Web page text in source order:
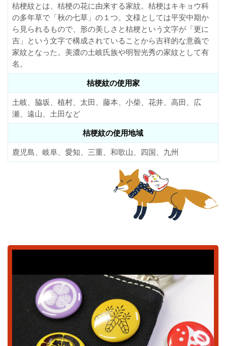
桔梗紋とは、桔梗の花に由来する家紋。桔梗はキキョウ科
の多年草で「秋の七草」の１つ。文様としては平安中期か
ら見られるもので、形の美しさと桔梗という文字が「更に
吉」という文字で構成されていることから吉祥的な意義で
家紋となった。美濃の土岐氏族や明智光秀の家紋として有
名。
桔梗紋の使用家
土岐、脇坂、植村、太田、藤本、小柴、花井、高田、広
瀬、遠山、土田など
桔梗紋の使用地域
鹿児島、岐阜、愛知、三重、和歌山、四国、九州